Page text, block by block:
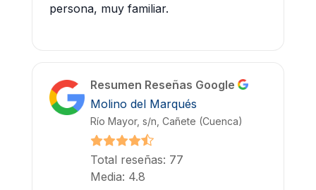
persona, muy familiar.
Resumen Reseñas Google
Molino del Marqués
Río Mayor, s/n, Cañete (Cuenca)
Total reseñas: 77
Media: 4.8